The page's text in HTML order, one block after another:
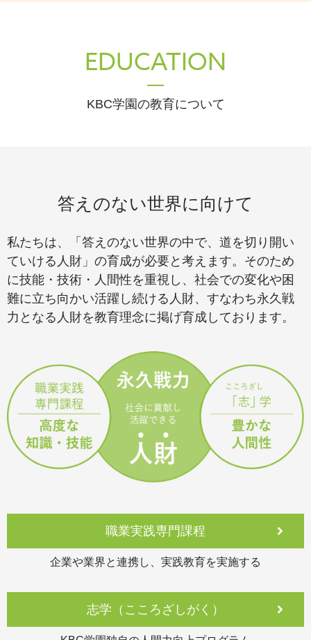
EDUCATION
KBC学園の教育について
答えのない世界に向けて
私たちは、「答えのない世界の中で、道を切り開い
ていける人財」の育成が必要と考えます。そのため
に技能・技術・人間性を重視し、社会での変化や困
難に立ち向かい活躍し続ける人財、すなわち永久戦
力となる人財を教育理念に掲げ育成しております。
職業実践専門課程
企業や業界と連携し、実践教育を実施する
志学（こころざしがく）